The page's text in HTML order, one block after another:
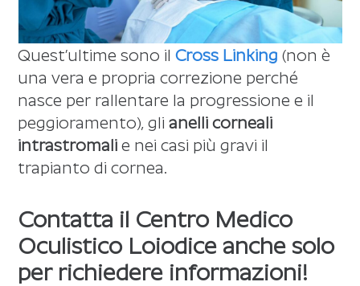
Quest’ultime sono ilCross Linking (non è
una vera e propria correzione perché
nasce per rallentare la progressione e il
peggioramento), glianelli corneali
intrastromali e nei casi più gravi il
trapianto di cornea.
Contatta il Centro Medico
Oculistico Loiodice anche solo
per richiedere informazioni!